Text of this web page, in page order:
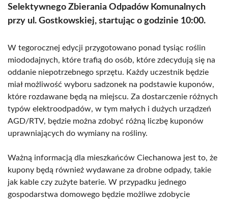
Selektywnego Zbierania Odpadów Komunalnych
przy ul. Gostkowskiej, startując o godzinie 10:00.
W tegorocznej edycji przygotowano ponad tysiąc roślin
miododajnych, które trafią do osób, które zdecydują się na
oddanie niepotrzebnego sprzętu. Każdy uczestnik będzie
miał możliwość wyboru sadzonek na podstawie kuponów,
które rozdawane będą na miejscu. Za dostarczenie różnych
typów elektroodpadów, w tym małych i dużych urządzeń
AGD/RTV, będzie można zdobyć różną liczbę kuponów
uprawniających do wymiany na rośliny.
Ważną informacją dla mieszkańców Ciechanowa jest to, że
kupony będą również wydawane za drobne odpady, takie
jak kable czy zużyte baterie. W przypadku jednego
gospodarstwa domowego będzie możliwe zdobycie